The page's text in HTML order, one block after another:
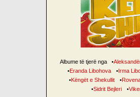
Albume të tjerë nga •
•Eranda Libohova •Irma
•Këngët e Shekullit •
•Sidrit Bejleri •